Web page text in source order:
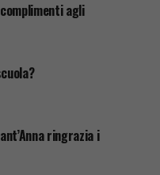
agli
ringrazia i